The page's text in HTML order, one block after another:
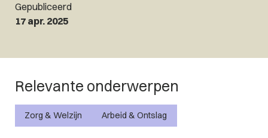
Gepubliceerd
17 apr. 2025
Relevante onderwerpen
Zorg & Welzijn Arbeid & Ontslag